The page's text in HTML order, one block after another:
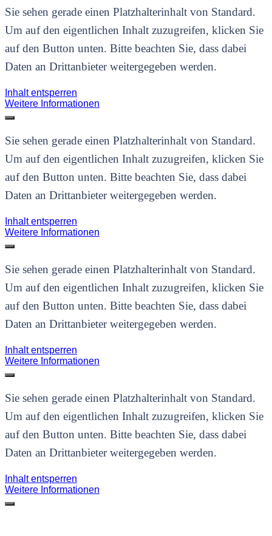
Sie sehen gerade einen Platzhalterinhalt von Standard.
Um auf den eigentlichen Inhalt zuzugreifen, klicken Sie
auf den Button unten. Bitte beachten Sie, dass dabei
Daten an Drittanbieter weitergegeben werden.
Inhalt entsperren
Weitere Informationen
Sie sehen gerade einen Platzhalterinhalt von Standard.
Um auf den eigentlichen Inhalt zuzugreifen, klicken Sie
auf den Button unten. Bitte beachten Sie, dass dabei
Daten an Drittanbieter weitergegeben werden.
Inhalt entsperren
Weitere Informationen
Sie sehen gerade einen Platzhalterinhalt von Standard.
Um auf den eigentlichen Inhalt zuzugreifen, klicken Sie
auf den Button unten. Bitte beachten Sie, dass dabei
Daten an Drittanbieter weitergegeben werden.
Inhalt entsperren
Weitere Informationen
Sie sehen gerade einen Platzhalterinhalt von Standard.
Um auf den eigentlichen Inhalt zuzugreifen, klicken Sie
auf den Button unten. Bitte beachten Sie, dass dabei
Daten an Drittanbieter weitergegeben werden.
Inhalt entsperren
Weitere Informationen